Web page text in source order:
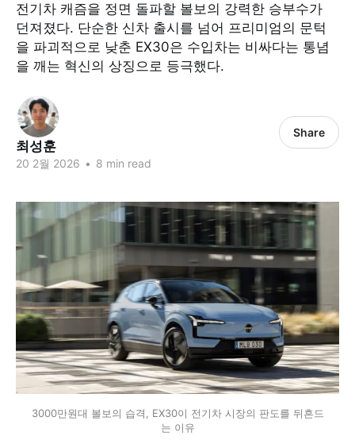
전기차 캐즘을 정면 돌파할 볼보의 강력한 승부수가
던져졌다. 단순한 신차 출시를 넘어 프리미엄의 문턱
을 파괴적으로 낮춘 EX30은 수입차는 비싸다는 통념
을 깨는 혁신의 상징으로 등극했다.
최성훈
20 2월 2026 • 8 min read
Share
3000만원대 볼보의 습격, EX30이 전기차 시장의 판도를 뒤흔드
는 이유